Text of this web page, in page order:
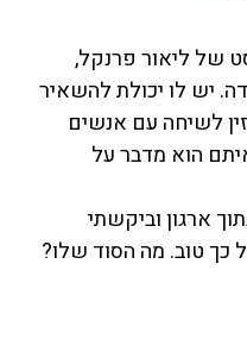
של ליאור פרנקל,
יש לו יכולת להשאיר
לשיחה עם אנשים
הוא מדבר על
ארגון וביקשתי
כך טוב. מה הסוד שלו?